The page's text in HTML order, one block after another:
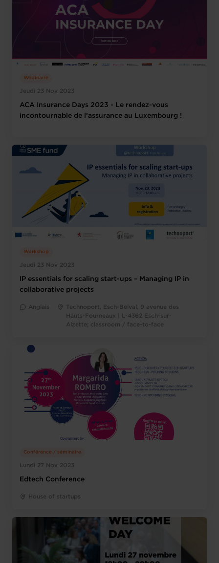
Jeudi 23 Nov 2023
Webinaire
ACA Insurance Days 2023 - Le rendez-vous
incontournable de l’assurance au Luxembourg !
Jeudi 23 Nov 2023
Workshop
IP essentials for scaling start-ups – Managing IP in
collaborative projects
Anglais
Technoport, Esch-Belval, 9 avenue des
Hauts-Fourneaux | L-4362 Esch-sur-
Alzette; classroom / face-to-face
Lundi 27 Nov 2023
Conférence / séminaire
Edtech Conference
House of startups